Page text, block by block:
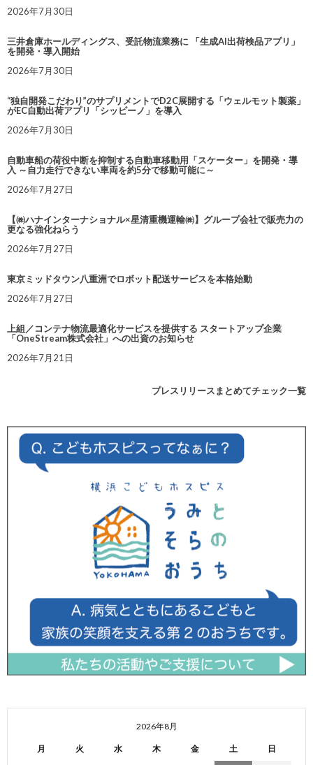
2026年7月30日
三井倉庫ホールディングス、受託物流業務に 「生成AI出荷検品アプリ」
を開発・導入開始
2026年7月30日
“独自開発こだわり”のサプリメントでD2C展開する「ウェルモット製薬」
がEC自動出荷アプリ「シッピーノ」を導入
2026年7月30日
自動車船の荷役中断を抑制する自動車移動用「スケーター」を開発・導
入 ～自力走行できない車両を約5分で移動可能に～
2026年7月27日
【㈱ハナインターナショナル×星清重機運輸㈱】グループ会社で販売力の
更なる強化ねらう
2026年7月27日
東京ミッドタウン八重洲でロボット配送サービスを本格始動
2026年7月27日
上組／コンテナ物流最適化サービスを提供する スタートアップ企業
「OneStream株式会社」への出資のお知らせ
2026年7月21日
プレスリリースまとめてチェック一覧
2026年8月
月 火 水 木 金 土 日